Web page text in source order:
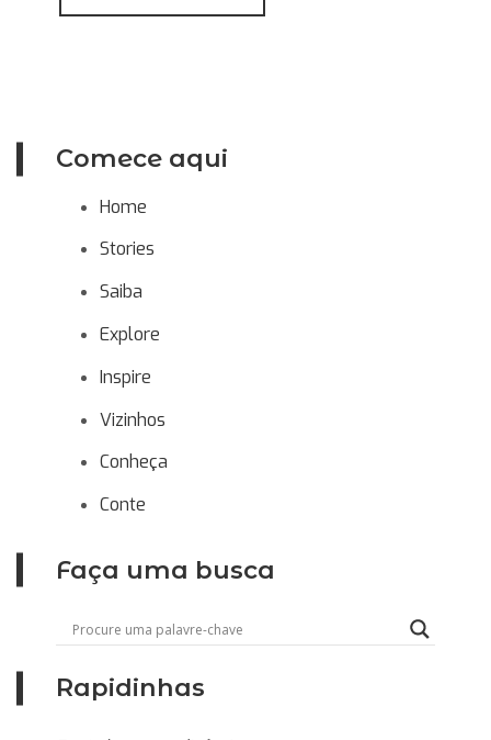
Comece aqui
Home
Stories
Saiba
Explore
Inspire
Vizinhos
Conheça
Conte
Faça uma busca
Rapidinhas